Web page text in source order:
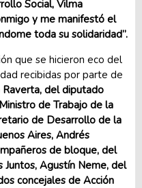
Social, Vilma
y me manifestó el
toda su solidaridad”.
que se hicieron eco del
recibidas por parte de
Raverta, del diputado
de Trabajo de la
de Desarrollo de la
Aires, Andrés
de bloque, del
Agustín Neme, del
concejales de Acción